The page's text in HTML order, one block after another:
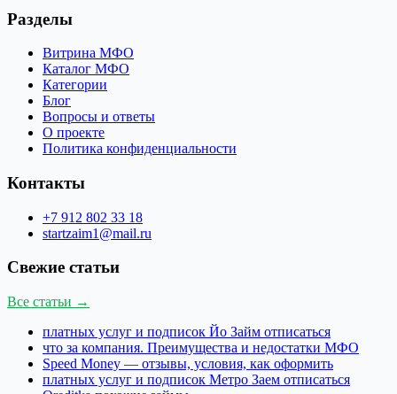
Разделы
Витрина МФО
Каталог МФО
Категории
Блог
Вопросы и ответы
О проекте
Политика конфиденциальности
Контакты
+7 912 802 33 18
startzaim1@mail.ru
Свежие статьи
Все статьи →
платных услуг и подписок Йо Займ отписаться
что за компания. Преимущества и недостатки МФО
Speed Money — отзывы, условия, как оформить
платных услуг и подписок Метро Заем отписаться